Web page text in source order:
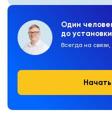
Один
до
Всегда на